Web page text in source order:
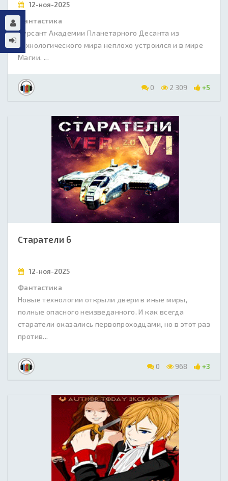
12-ноя-2025
Фантастика
Курсант Академии Планетарного Десанта из
технологического мира неплохо устроился и в мире
Магии. ...
0 2 309 +5
Старатели 6
12-ноя-2025
Фантастика
Новые технологии открыли двери в иные миры,
полные опасного неизведанного. И как всегда
старатели оказались первопроходцами, но в этот раз
против...
0 968 +3